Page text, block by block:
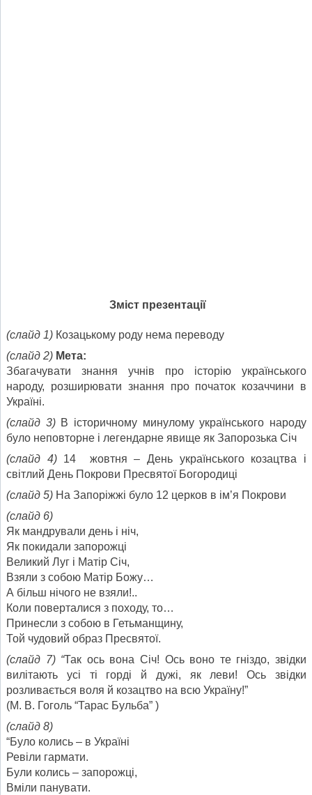
Зміст презентації
(слайд 1) Козацькому роду нема переводу
(слайд 2) Мета:
Збагачувати знання учнів про історію українського
народу, розширювати знання про початок козаччини в
Україні.
(слайд 3) В історичному минулому українського народу
було неповторне і легендарне явище як Запорозька Січ
(слайд 4) 14 жовтня – День українського козацтва і
світлий День Покрови Пресвятої Богородиці
(слайд 5) На Запоріжжі було 12 церков в ім’я Покрови
(слайд 6)
Як мандрували день і ніч,
Як покидали запорожці
Великий Луг і Матір Січ,
Взяли з собою Матір Божу…
А більш нічого не взяли!..
Коли поверталися з походу, то…
Принесли з собою в Гетьманщину,
Той чудовий образ Пресвятої.
(слайд 7) “Так ось вона Січ! Ось воно те гніздо, звідки
вилітають усі ті горді й дужі, як леви! Ось звідки
розливається воля й козацтво на всю Україну!”
(М. В. Гоголь “Тарас Бульба” )
(слайд 8)
“Було колись – в Україні
Ревіли гармати.
Були колись – запорожці,
Вміли панувати.